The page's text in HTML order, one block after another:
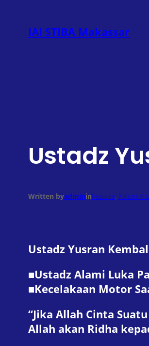
konten
IAI STIBA Makassar
Ustadz
Written byadmininFeature, Kolom
Ustadz Yusran
■Ustadz Alami Luka
■Kecelakaan Motor
“Jika Allah Cinta
Allah akan Ridha